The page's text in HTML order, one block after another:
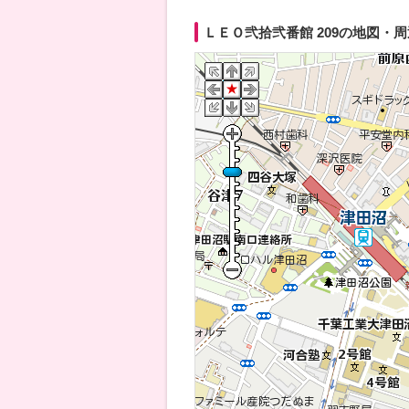
ＬＥＯ弐拾弐番館 209の地図・